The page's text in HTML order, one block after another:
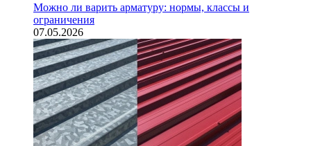
Можно ли варить арматуру: нормы, классы и
ограничения
07.05.2026